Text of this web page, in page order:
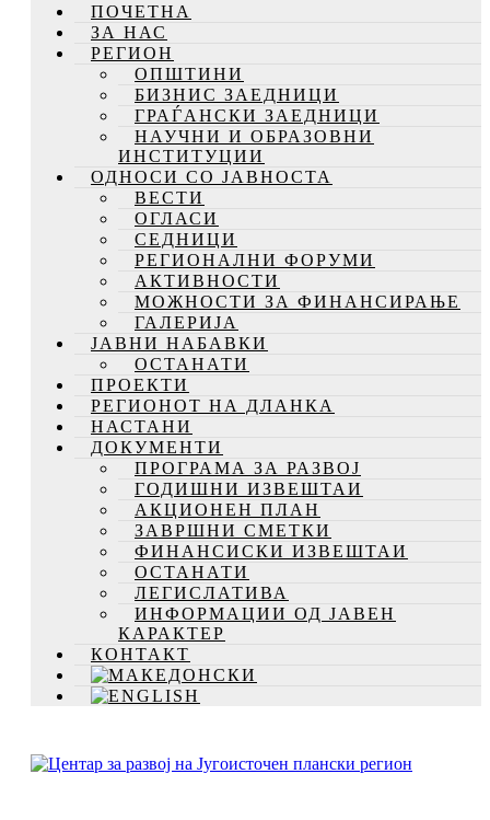
ПОЧЕТНА
ЗА НАС
РЕГИОН
ОПШТИНИ
БИЗНИС ЗАЕДНИЦИ
ГРАЃАНСКИ ЗАЕДНИЦИ
НАУЧНИ И ОБРАЗОВНИ
ИНСТИТУЦИИ
ОДНОСИ СО ЈАВНОСТА
ВЕСТИ
ОГЛАСИ
СЕДНИЦИ
РЕГИОНАЛНИ ФОРУМИ
АКТИВНОСТИ
МОЖНОСТИ ЗА ФИНАНСИРАЊЕ
ГАЛЕРИЈА
ЈАВНИ НАБАВКИ
ОСТАНАТИ
ПРОЕКТИ
РЕГИОНОТ НА ДЛАНКА
НАСТАНИ
ДОКУМЕНТИ
ПРОГРАМА ЗА РАЗВОЈ
ГОДИШНИ ИЗВЕШТАИ
АКЦИОНЕН ПЛАН
ЗАВРШНИ СМЕТКИ
ФИНАНСИСКИ ИЗВЕШТАИ
ОСТАНАТИ
ЛЕГИСЛАТИВА
ИНФОРМАЦИИ ОД ЈАВЕН
КАРАКТЕР
КОНТАКТ